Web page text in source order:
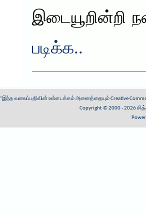
இடையூறின்றி
படிக்க..
"இந்த வலைப்பதிவின் உள்ளடக்கம் அனைத்தையும்Creative
Copyright © 2000 - 2026